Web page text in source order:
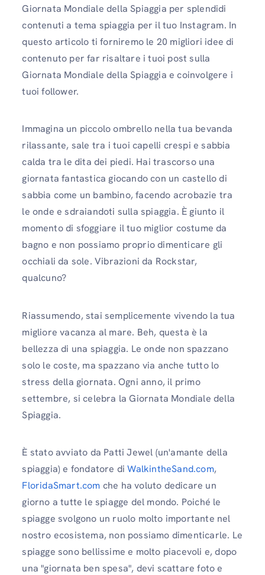
Giornata Mondiale della Spiaggia per splendidi
contenuti a tema spiaggia per il tuo Instagram. In
questo articolo ti forniremo le 20 migliori idee di
contenuto per far risaltare i tuoi post sulla
Giornata Mondiale della Spiaggia e coinvolgere i
tuoi follower.
Immagina un piccolo ombrello nella tua bevanda
rilassante, sale tra i tuoi capelli crespi e sabbia
calda tra le dita dei piedi. Hai trascorso una
giornata fantastica giocando con un castello di
sabbia come un bambino, facendo acrobazie tra
le onde e sdraiandoti sulla spiaggia. È giunto il
momento di sfoggiare il tuo miglior costume da
bagno e non possiamo proprio dimenticare gli
occhiali da sole. Vibrazioni da Rockstar,
qualcuno?
Riassumendo, stai semplicemente vivendo la tua
migliore vacanza al mare. Beh, questa è la
bellezza di una spiaggia. Le onde non spazzano
solo le coste, ma spazzano via anche tutto lo
stress della giornata. Ogni anno, il primo
settembre, si celebra la Giornata Mondiale della
Spiaggia.
È stato avviato da Patti Jewel (un'amante della
spiaggia) e fondatore diWalkintheSand.com,
FloridaSmart.com che ha voluto dedicare un
giorno a tutte le spiagge del mondo. Poiché le
spiagge svolgono un ruolo molto importante nel
nostro ecosistema, non possiamo dimenticarle. Le
spiagge sono bellissime e molto piacevoli e, dopo
una "giornata ben spesa", devi scattare foto e